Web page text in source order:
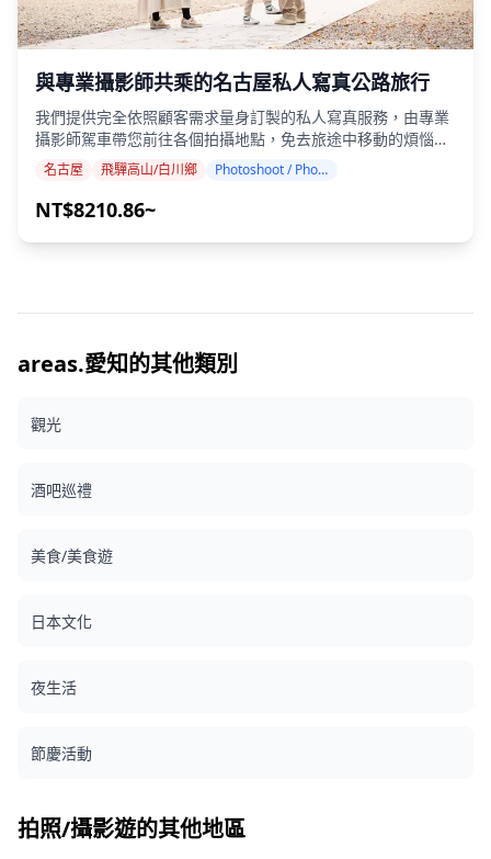
與專業攝影師共乘的名古屋私人寫真公路旅行
我們提供完全依照顧客需求量身訂製的私人寫真服務，由專業
攝影師駕車帶您前往各個拍攝地點，免去旅途中移動的煩惱。
我們與顧客共同挑選並規劃拍攝地點與路線，涵蓋名古屋市中
心出發、含移動時間在內3小時車程可抵達的各處景點。每位
顧客都能在心儀的場所，以自己喜歡的風格進行拍攝。 ## 方
3小時內。 ※ 超過3小時後，無論參加人數，每超出1小時加收
案可另行諮詢。 ※ 選配項目：30秒至1分鐘短片拍攝，額外加
語 ## 拍攝地點 ### 1. 名古屋市中心（古典與現代） 在歷史
名勝與現代都市景觀之間，享受無縫的場景轉換體驗。 - **則
綠植栽。 - **德川園（Tokugawaen）** — 優雅的日式庭
磅礴的歷史背景。 - **大須** — 充滿活力的商店街與寺廟，
境的專屬路線。 - **高山** — 記錄「小京都」江戶時代街道
片數量 - 20 種不同情境／場景 - 全數購買可保證提供 300 張
張照片可享修圖服務。 - 交付方式：依顧客需求，以網路傳輸
7cf53b82a358.jpg) ![]
(https://assets.hldycdn.com/5dfa1fa8-884c-433f-82c5-
f8a8b7b91650.jpg) ![]
名古屋 飛驒高山/白川鄉 Photoshoot / Photo tour
NT$8210.86~
areas.愛知的其他類別
觀光
酒吧巡禮
美食/美食遊
日本文化
夜生活
節慶活動
拍照/攝影遊的其他地區